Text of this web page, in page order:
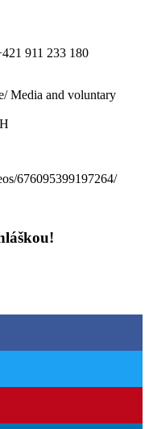
911 233 180
Media and voluntary
676095399197264/